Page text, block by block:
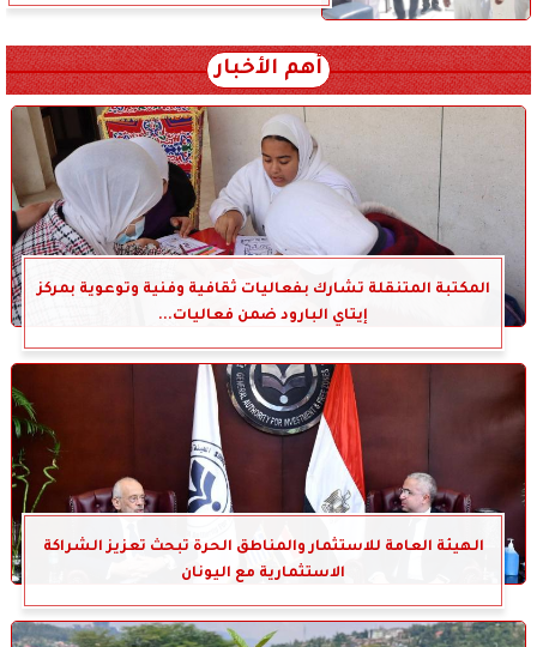
أهم الأخبار
المكتبة المتنقلة تشارك بفعاليات ثقافية وفنية وتوعوية بمركز
إيتاي البارود ضمن فعاليات...
الهيئة العامة للاستثمار والمناطق الحرة تبحث تعزيز الشراكة
الاستثمارية مع اليونان